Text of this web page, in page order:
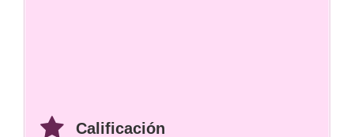
Calificación